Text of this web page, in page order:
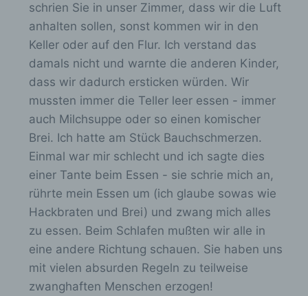
schrien Sie in unser Zimmer, dass wir die Luft
anhalten sollen, sonst kommen wir in den
Keller oder auf den Flur. Ich verstand das
damals nicht und warnte die anderen Kinder,
dass wir dadurch ersticken würden. Wir
mussten immer die Teller leer essen - immer
auch Milchsuppe oder so einen komischer
Brei. Ich hatte am Stück Bauchschmerzen.
Einmal war mir schlecht und ich sagte dies
einer Tante beim Essen - sie schrie mich an,
rührte mein Essen um (ich glaube sowas wie
Hackbraten und Brei) und zwang mich alles
zu essen. Beim Schlafen mußten wir alle in
eine andere Richtung schauen. Sie haben uns
mit vielen absurden Regeln zu teilweise
zwanghaften Menschen erzogen!
i
e
e) Profiling
Profiling ist jede Art der automatisierten
Verarbeitung personenbezogener Daten, die
darin besteht, dass diese
personenbezogenen Daten verwendet
die sich auf eine natürliche Person beziehen,
zu bewerten, insbesondere, um Aspekte
bezüglich Arbeitsleistung, wirtschaftlicher
Lage, Gesundheit, persönlicher Vorlieben,
Interessen, Zuverlässigkeit, Verhalten,
Aufenthaltsort oder Ortswechsel dieser
natürlichen Person zu analysieren oder
f) Pseudonymisierung